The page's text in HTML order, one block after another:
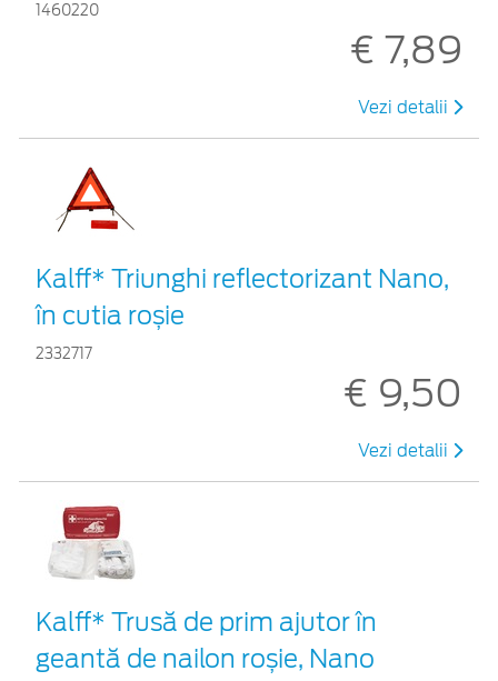
1460220
€ 7,89
Vezi detalii
Kalff* Triunghi reflectorizant Nano,
în cutia roșie
2332717
€ 9,50
Vezi detalii
Kalff* Trusă de prim ajutor în
geantă de nailon roșie, Nano